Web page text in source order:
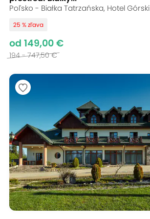
Poľsko - Białka Tatrzańska, Hotel Górski
25 % zľava
od 149,00 €
194 - 747,50 €